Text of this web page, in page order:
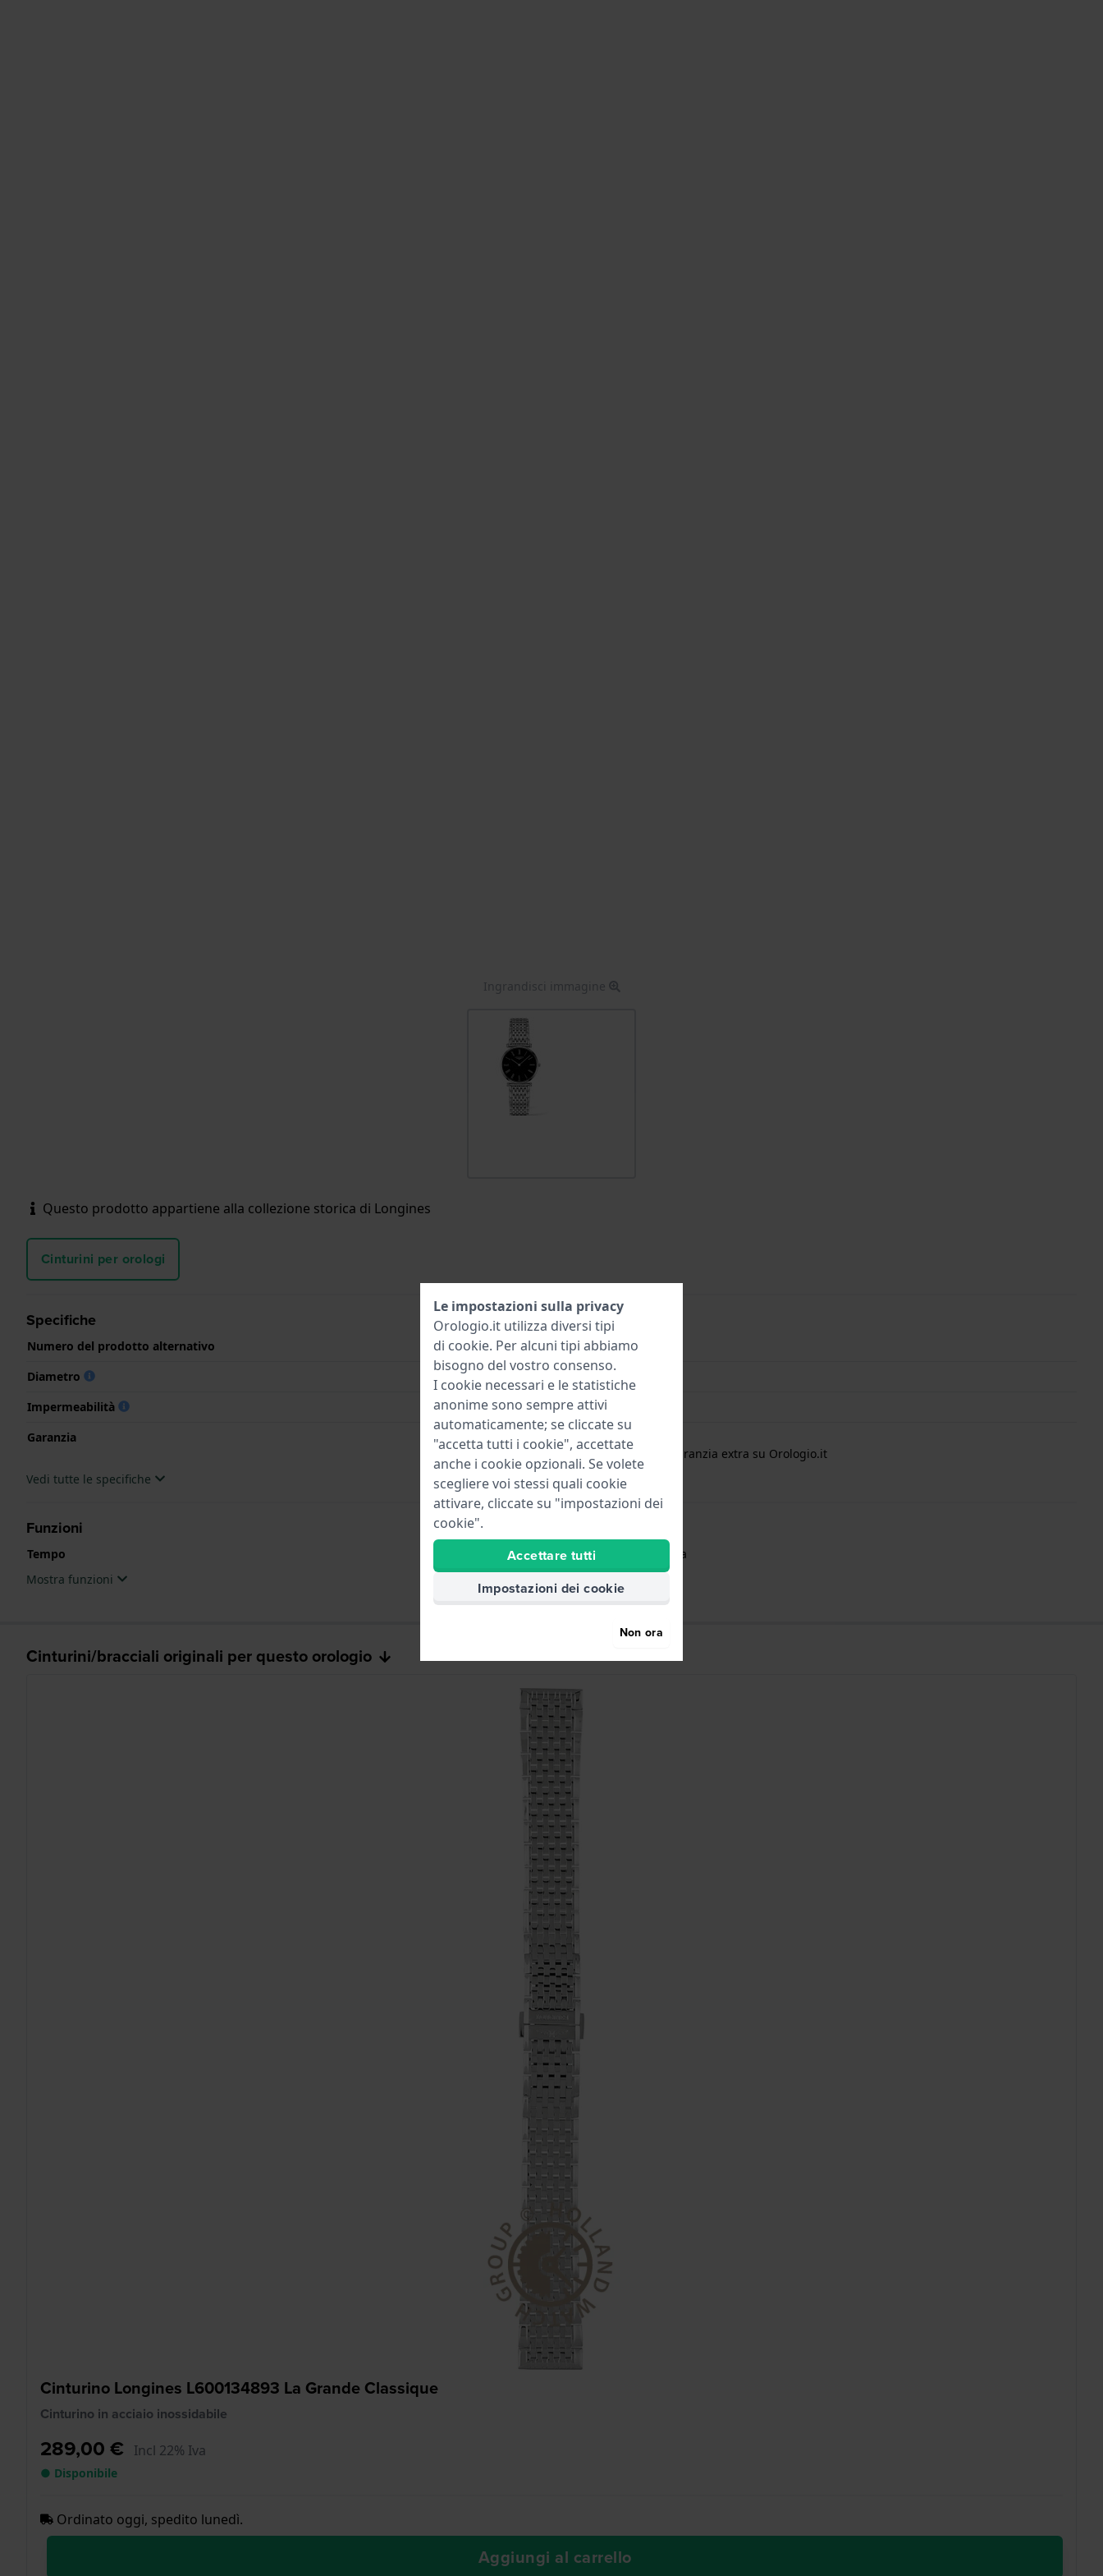
Ingrandisci immagine
Questo prodotto appartiene alla collezione storica di Longines
Cinturini per orologi
Specifiche
Numero del prodotto alternativo
L4.512.4.51.6
Diametro
Impermeabilità
3 Bar (lavaggio mani)
Garanzia
2 Anni di garanzia
gratuita1 anno di garanzia extra su Orologio.it
Vedi tutte le specifiche
Funzioni
Tempo
Ore - Lancetta analogica
Mostra funzioni
Cinturini/bracciali originali per questo orologio
Cinturino Longines L600134893 La Grande Classique
Cinturino in acciaio inossidabile
289,00 € Incl 22% Iva
● Disponibile
Ordinato oggi, spedito lunedì.
Aggiungi al carrello
Le impostazioni sulla privacy
Orologio.it utilizza diversi tipi
di cookie. Per alcuni tipi abbiamo
bisogno del vostro consenso.
I cookie necessari e le statistiche
anonime sono sempre attivi
automaticamente; se cliccate su
"accetta tutti i cookie", accettate
anche i cookie opzionali. Se volete
scegliere voi stessi quali cookie
attivare, cliccate su "impostazioni dei
cookie".
Accettare tutti
Impostazioni dei cookie
Non ora